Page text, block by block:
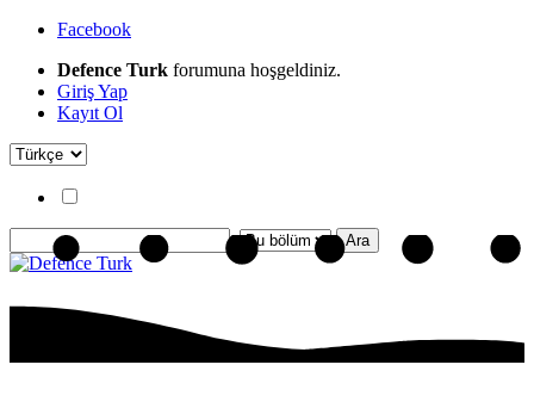
Facebook
Defence Turk forumuna hoşgeldiniz.
Giriş Yap
Kayıt Ol